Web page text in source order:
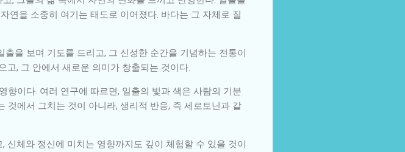
연을 소중히 여기는 태도로 이어졌다. 바다는 그 자체로 질
을 보며 기도를 드리고, 그 신성한 순간을 기념하는 전통이
, 그 안에서 새로운 의미가 창출되는 것이다.
이다. 여러 연구에 따르면, 일출의 빛과 색은 사람의 기분
것에서 그치는 것이 아니라, 생리적 반응, 즉 세로토닌과 같
체와 정신에 미치는 영향까지도 깊이 체험할 수 있을 것이